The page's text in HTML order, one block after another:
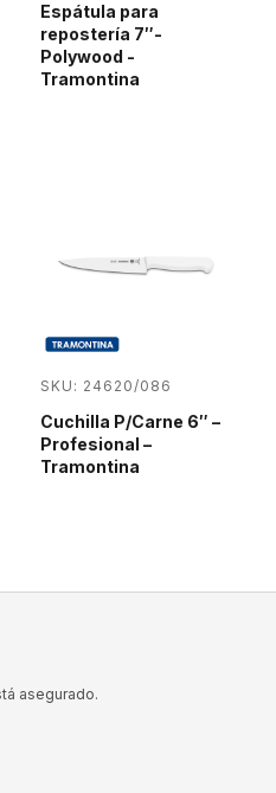
Espátula para
repostería 7″-
Polywood -
Tramontina
SKU: 24620/086
Cuchilla P/Carne 6″ –
Profesional –
Tramontina
asegurado.